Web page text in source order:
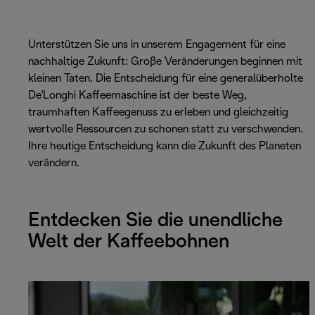
Unterstützen Sie uns in unserem Engagement für eine
nachhaltige Zukunft: Große Veränderungen beginnen mit
kleinen Taten. Die Entscheidung für eine generalüberholte
De'Longhi Kaffeemaschine ist der beste Weg,
traumhaften Kaffeegenuss zu erleben und gleichzeitig
wertvolle Ressourcen zu schonen statt zu verschwenden.
Ihre heutige Entscheidung kann die Zukunft des Planeten
verändern.
Entdecken Sie die unendliche
Welt der Kaffeebohnen